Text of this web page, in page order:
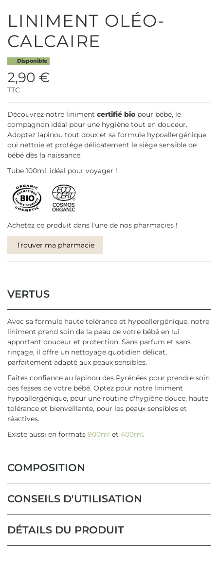
LINIMENT OLÉO-
CALCAIRE
Disponible
2,90 €
TTC
Découvrez notre liniment certifié bio pour bébé, le
compagnon idéal pour une hygiène tout en douceur.
Adoptez lapinou tout doux et sa formule hypoallergénique
qui nettoie et protège délicatement le siège sensible de
bébé dès la naissance.
Tube 100ml, idéal pour voyager !
Achetez ce produit dans l'une de nos pharmacies !
Trouver ma pharmacie
VERTUS
Avec sa formule haute tolérance et hypoallergénique, notre
liniment prend soin de la peau de votre bébé en lui
apportant douceur et protection. Sans parfum et sans
rinçage, il offre un nettoyage quotidien délicat,
parfaitement adapté aux peaux sensibles.
Faites confiance au lapinou des Pyrénées pour prendre soin
des fesses de votre bébé. Optez pour notre liniment
hypoallergénique, pour une routine d'hygiène douce, haute
tolérance et bienveillante, pour les peaux sensibles et
réactives.
Existe aussi en formats 900ml et 400ml.
COMPOSITION
CONSEILS D'UTILISATION
DÉTAILS DU PRODUIT